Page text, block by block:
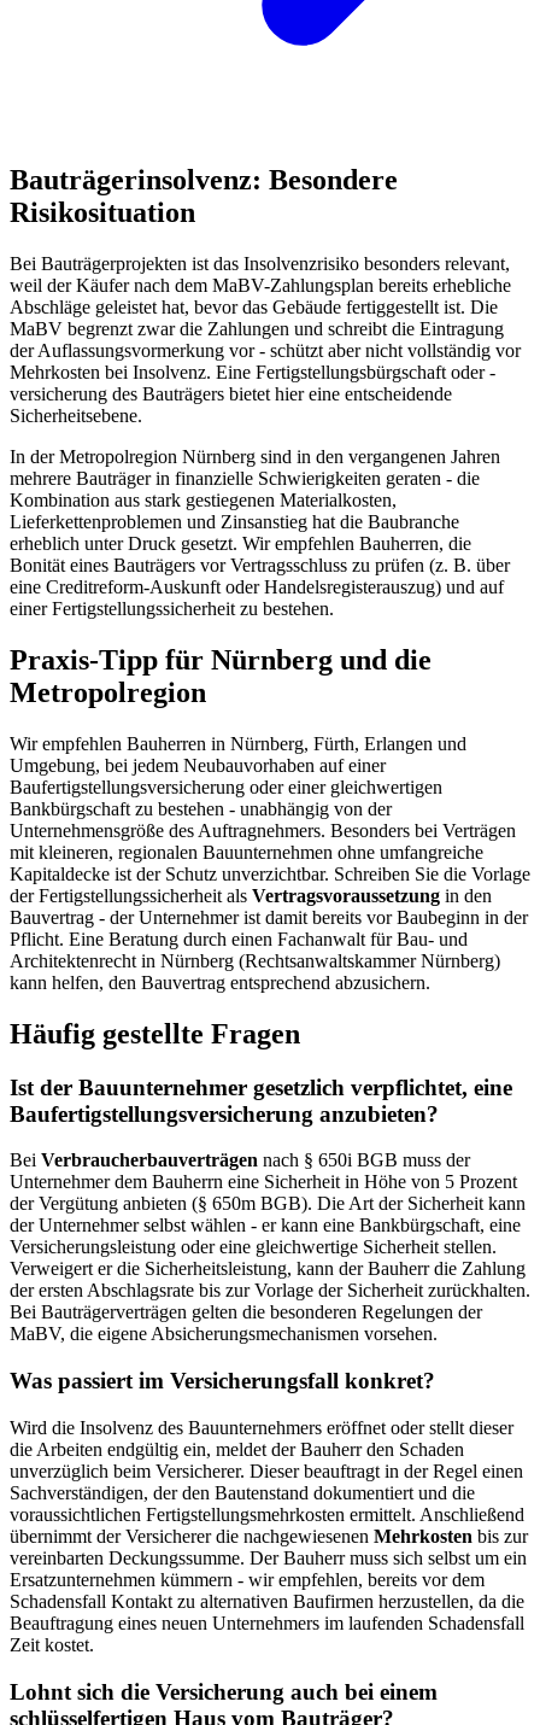
Bauträgerinsolvenz: Besondere
Risikosituation
Bei Bauträgerprojekten ist das Insolvenzrisiko besonders relevant,
weil der Käufer nach dem MaBV-Zahlungsplan bereits erhebliche
Abschläge geleistet hat, bevor das Gebäude fertiggestellt ist. Die
MaBV begrenzt zwar die Zahlungen und schreibt die Eintragung
der Auflassungsvormerkung vor - schützt aber nicht vollständig vor
Mehrkosten bei Insolvenz. Eine Fertigstellungsbürgschaft oder -
versicherung des Bauträgers bietet hier eine entscheidende
Sicherheitsebene.
In der Metropolregion Nürnberg sind in den vergangenen Jahren
mehrere Bauträger in finanzielle Schwierigkeiten geraten - die
Kombination aus stark gestiegenen Materialkosten,
Lieferkettenproblemen und Zinsanstieg hat die Baubranche
erheblich unter Druck gesetzt. Wir empfehlen Bauherren, die
Bonität eines Bauträgers vor Vertragsschluss zu prüfen (z. B. über
eine Creditreform-Auskunft oder Handelsregisterauszug) und auf
einer Fertigstellungssicherheit zu bestehen.
Praxis-Tipp für Nürnberg und die
Metropolregion
Wir empfehlen Bauherren in Nürnberg, Fürth, Erlangen und
Umgebung, bei jedem Neubauvorhaben auf einer
Baufertigstellungsversicherung oder einer gleichwertigen
Bankbürgschaft zu bestehen - unabhängig von der
Unternehmensgröße des Auftragnehmers. Besonders bei Verträgen
mit kleineren, regionalen Bauunternehmen ohne umfangreiche
Kapitaldecke ist der Schutz unverzichtbar. Schreiben Sie die Vorlage
der Fertigstellungssicherheit als Vertragsvoraussetzung in den
Bauvertrag - der Unternehmer ist damit bereits vor Baubeginn in der
Pflicht. Eine Beratung durch einen Fachanwalt für Bau- und
Architektenrecht in Nürnberg (Rechtsanwaltskammer Nürnberg)
kann helfen, den Bauvertrag entsprechend abzusichern.
Häufig gestellte Fragen
Ist der Bauunternehmer gesetzlich verpflichtet, eine
Baufertigstellungsversicherung anzubieten?
Bei Verbraucherbauverträgen nach § 650i BGB muss der
Unternehmer dem Bauherrn eine Sicherheit in Höhe von 5 Prozent
der Vergütung anbieten (§ 650m BGB). Die Art der Sicherheit kann
der Unternehmer selbst wählen - er kann eine Bankbürgschaft, eine
Versicherungsleistung oder eine gleichwertige Sicherheit stellen.
Verweigert er die Sicherheitsleistung, kann der Bauherr die Zahlung
der ersten Abschlagsrate bis zur Vorlage der Sicherheit zurückhalten.
Bei Bauträgerverträgen gelten die besonderen Regelungen der
MaBV, die eigene Absicherungsmechanismen vorsehen.
Was passiert im Versicherungsfall konkret?
Wird die Insolvenz des Bauunternehmers eröffnet oder stellt dieser
die Arbeiten endgültig ein, meldet der Bauherr den Schaden
unverzüglich beim Versicherer. Dieser beauftragt in der Regel einen
Sachverständigen, der den Bautenstand dokumentiert und die
voraussichtlichen Fertigstellungsmehrkosten ermittelt. Anschließend
übernimmt der Versicherer die nachgewiesenen Mehrkosten bis zur
vereinbarten Deckungssumme. Der Bauherr muss sich selbst um ein
Ersatzunternehmen kümmern - wir empfehlen, bereits vor dem
Schadensfall Kontakt zu alternativen Baufirmen herzustellen, da die
Beauftragung eines neuen Unternehmers im laufenden Schadensfall
Zeit kostet.
Lohnt sich die Versicherung auch bei einem
schlüsselfertigen Haus vom Bauträger?